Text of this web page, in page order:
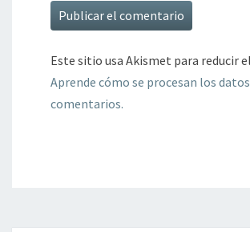
Este sitio usa Akismet para reducir
Aprende cómo se procesan los
comentarios.